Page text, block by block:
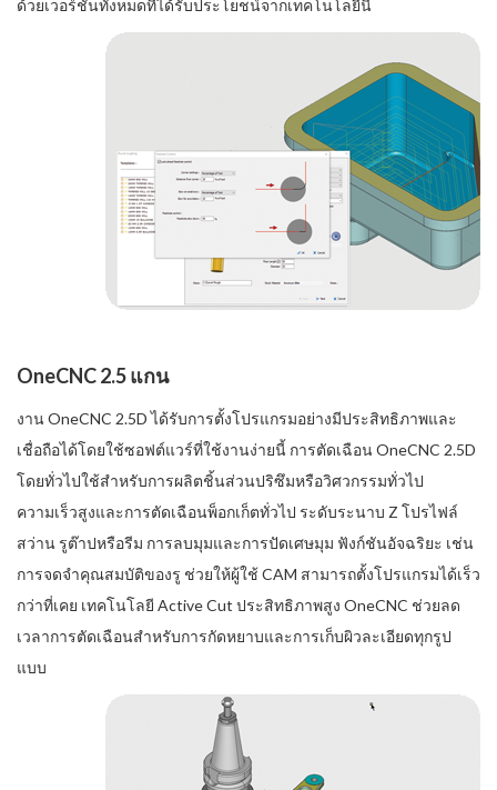
ด้วยเวอร์ชันทั้งหมดที่ได้รับประโยชน์จากเทคโนโลยีนี้
OneCNC 2.5 แกน
งาน OneCNC 2.5D ได้รับการตั้งโปรแกรมอย่างมีประสิทธิภาพและ
เชื่อถือได้โดยใช้ซอฟต์แวร์ที่ใช้งานง่ายนี้ การตัดเฉือน OneCNC 2.5D
โดยทั่วไปใช้สำหรับการผลิตชิ้นส่วนปริซึมหรือวิศวกรรมทั่วไป
ความเร็วสูงและการตัดเฉือนพ็อกเก็ตทั่วไป ระดับระนาบ Z โปรไฟล์
สว่าน รูต๊าปหรือรีม การลบมุมและการปัดเศษมุม ฟังก์ชันอัจฉริยะ เช่น
การจดจำคุณสมบัติของรู ช่วยให้ผู้ใช้ CAM สามารถตั้งโปรแกรมได้เร็ว
กว่าที่เคย เทคโนโลยี Active Cut ประสิทธิภาพสูง OneCNC ช่วยลด
เวลาการตัดเฉือนสำหรับการกัดหยาบและการเก็บผิวละเอียดทุกรูป
แบบ